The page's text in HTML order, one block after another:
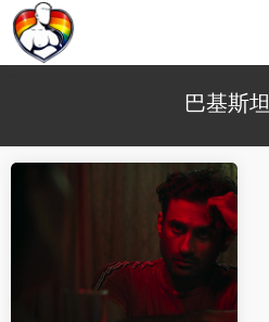
巴基斯坦